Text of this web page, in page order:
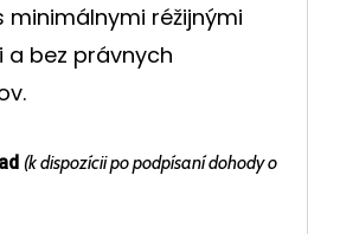
minimálnymi réžijnými
a bez právnych
(k dispozícii po podpísaní dohody o